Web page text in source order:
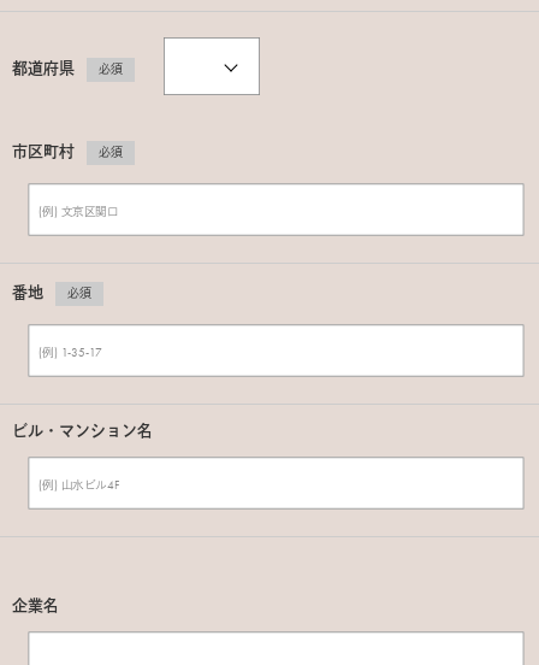
都道府県 必須
市区町村 必須
番地 必須
ビル・マンション名
企業名